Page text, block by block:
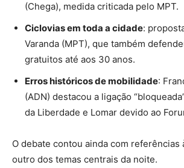
(Chega), medida criticada pelo MPT.
Ciclovias em toda a cidade:
Varanda (MPT), que também
gratuitos até aos 30 anos.
Erros históricos de mobilidade:
(ADN) destacou a ligação
da Liberdade e Lomar devido ao
O debate contou ainda com referências
outro dos temas centrais da noite.